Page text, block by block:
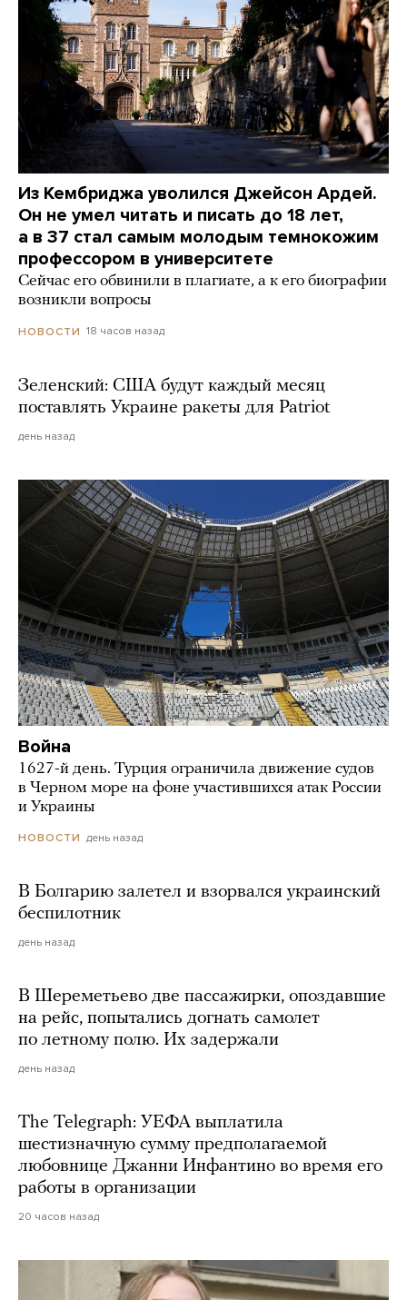
Из Кембриджа уволился Джейсон Ардей.
Он не умел читать и писать до 18 лет,
а в 37 стал самым молодым темнокожим
профессором в университете
Сейчас его обвинили в плагиате, а к его биографии
возникли вопросы
НОВОСТИ 18 часов назад
Зеленский: США будут каждый месяц
поставлять Украине ракеты для Patriot
день назад
Война
1627-й день. Турция ограничила движение судов
в Черном море на фоне участившихся атак России
и Украины
НОВОСТИ день назад
В Болгарию залетел и взорвался украинский
беспилотник
день назад
В Шереметьево две пассажирки, опоздавшие
на рейс, попытались догнать самолет
по летному полю. Их задержали
день назад
The Telegraph: УЕФА выплатила
шестизначную сумму предполагаемой
любовнице Джанни Инфантино во время его
работы в организации
20 часов назад